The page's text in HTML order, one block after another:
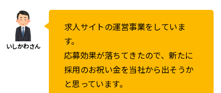
求人サイトの運営事業をしていま
す。
応募効果が落ちてきたので、新たに
採用のお祝い金を当社から出そうか
と思っています。